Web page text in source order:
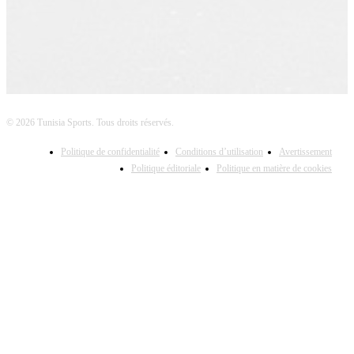
© 2026 Tunisia Sports. Tous droits réservés.
Politique de confidentialité Conditions d’utilisation
Avertissement
Politique éditoriale
Politique en matière de cookies